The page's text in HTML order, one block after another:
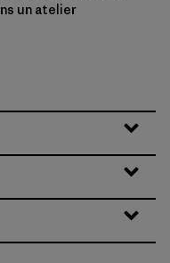
un atelier